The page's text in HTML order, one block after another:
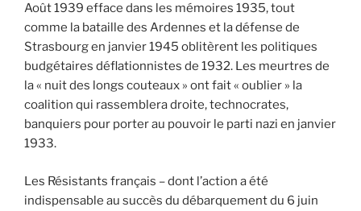
Août 1939 efface dans les mémoires 1935, tout
comme la bataille des Ardennes et la défense de
Strasbourg en janvier 1945 oblitèrent les politiques
budgétaires déflationnistes de 1932. Les meurtres de
la « nuit des longs couteaux » ont fait « oublier » la
coalition qui rassemblera droite, technocrates,
banquiers pour porter au pouvoir le parti nazi en janvier
1933.
Les Résistants français – dont l’action a été
indispensable au succès du débarquement du 6 juin